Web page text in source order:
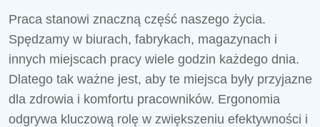
Praca stanowi znaczną część naszego życia.
Spędzamy w biurach, fabrykach, magazynach i
innych miejscach pracy wiele godzin każdego dnia.
Dlatego tak ważne jest, aby te miejsca były przyjazne
dla zdrowia i komfortu pracowników. Ergonomia
odgrywa kluczową rolę w zwiększeniu efektywności i